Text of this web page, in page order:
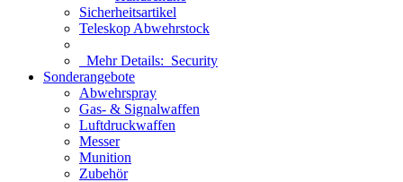
Sicherheitsartikel
Teleskop Abwehrstock
Mehr Details: Security
Sonderangebote
Abwehrspray
Gas- & Signalwaffen
Luftdruckwaffen
Messer
Munition
Zubehör